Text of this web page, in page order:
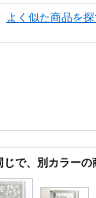
よく似た商品を探
で、別カラーの